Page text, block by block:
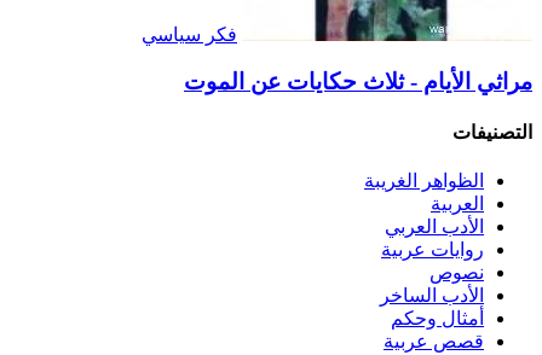
فكر سياسي
مراثي الأيام - ثلاث حكايات عن الموت
التصنيفات
الظواهر الغريبة‏
العربية
الأدب العربي
روايات عربية
نصوص
الأدب الساخر
أمثال وحكم
قصص عربية